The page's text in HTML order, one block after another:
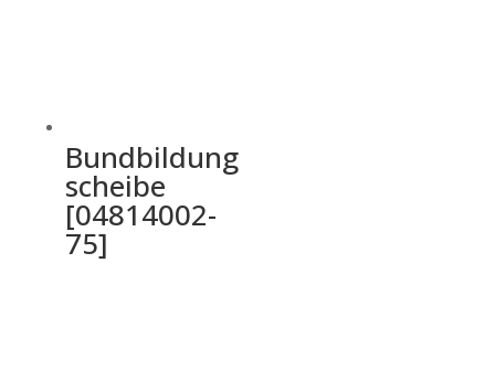
Bundbildung
scheibe
[04814002-
75]